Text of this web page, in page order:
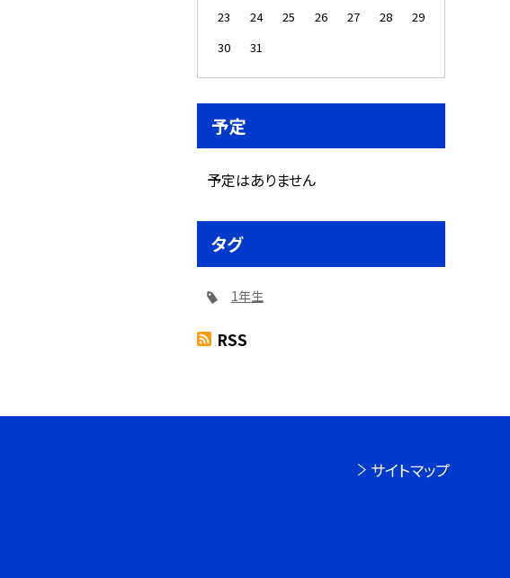
23
24 25 26 27 28
29
30
31
予定
予定はありません
タグ
1年生
RSS
サイトマップ